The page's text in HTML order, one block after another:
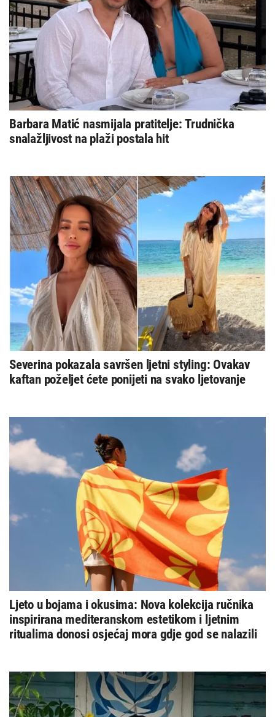
Barbara Matić nasmijala pratitelje: Trudnička
snalažljivost na plaži postala hit
Severina pokazala savršen ljetni styling: Ovakav
kaftan poželjet ćete ponijeti na svako ljetovanje
Ljeto u bojama i okusima: Nova kolekcija ručnika
inspirirana mediteranskom estetikom i ljetnim
ritualima donosi osjećaj mora gdje god se nalazili